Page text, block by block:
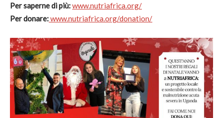
Per saperne di più:www.nutriafrica.org/
Per donare:www.nutriafrica.org/donation/